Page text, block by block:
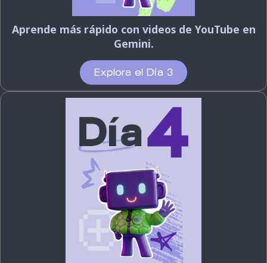
Aprende más rápido con videos de YouTube en
Gemini.
Explora el Día 3